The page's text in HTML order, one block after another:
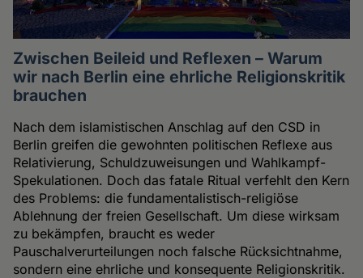
Zwischen Beileid und Reflexen – Warum
wir nach Berlin eine ehrliche Religionskritik
brauchen
Nach dem islamistischen Anschlag auf den CSD in
Berlin greifen die gewohnten politischen Reflexe aus
Relativierung, Schuldzuweisungen und Wahlkampf-
Spekulationen. Doch das fatale Ritual verfehlt den Kern
des Problems: die fundamentalistisch-religiöse
Ablehnung der freien Gesellschaft. Um diese wirksam
zu bekämpfen, braucht es weder
Pauschalverurteilungen noch falsche Rücksichtnahme,
sondern eine ehrliche und konsequente Religionskritik.